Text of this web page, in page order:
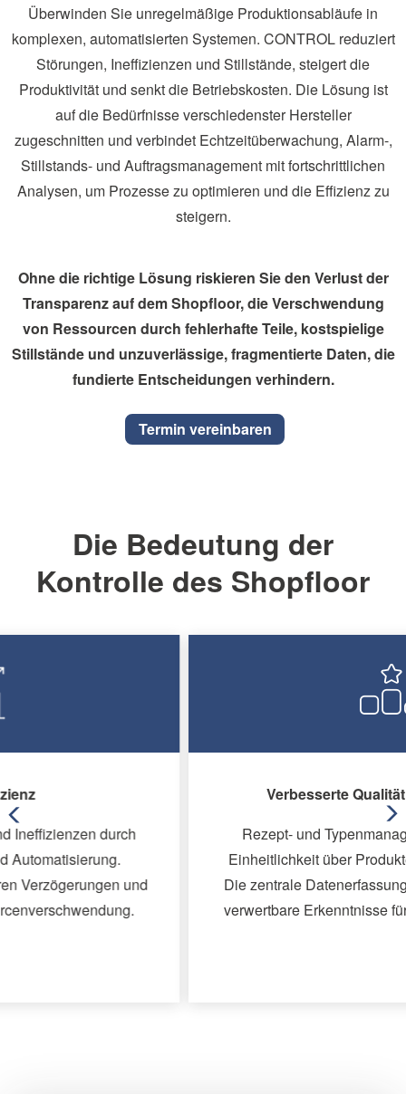
Überwinden Sie unregelmäßige Produktionsabläufe in
komplexen, automatisierten Systemen. CONTROL reduziert
Störungen, Ineffizienzen und Stillstände, steigert die
Produktivität und senkt die Betriebskosten. Die Lösung ist
auf die Bedürfnisse verschiedenster Hersteller
zugeschnitten und verbindet Echtzeitüberwachung, Alarm-,
Stillstands- und Auftragsmanagement mit fortschrittlichen
Analysen, um Prozesse zu optimieren und die Effizienz zu
steigern.
Ohne die richtige Lösung riskieren Sie den Verlust der
Transparenz auf dem Shopfloor, die Verschwendung
von Ressourcen durch fehlerhafte Teile, kostspielige
Stillstände und unzuverlässige, fragmentierte Daten, die
fundierte Entscheidungen verhindern.
Termin vereinbaren
Die Bedeutung der
Kontrolle des Shopfloor
Verbesserte Qualität und Konsistenz
Rezept- und Typenmanagement gewährleisten
Einheitlichkeit über Produkte und Chargen hinweg.
Die zentrale Datenerfassung liefert zuverlässige und
verwertbare Erkenntnisse für die Qualitätssicherung.
Arrow Left